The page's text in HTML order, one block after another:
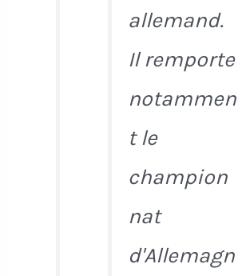
allemand.
Il remporte
notammen
t le
champion
nat
d'Allemagn